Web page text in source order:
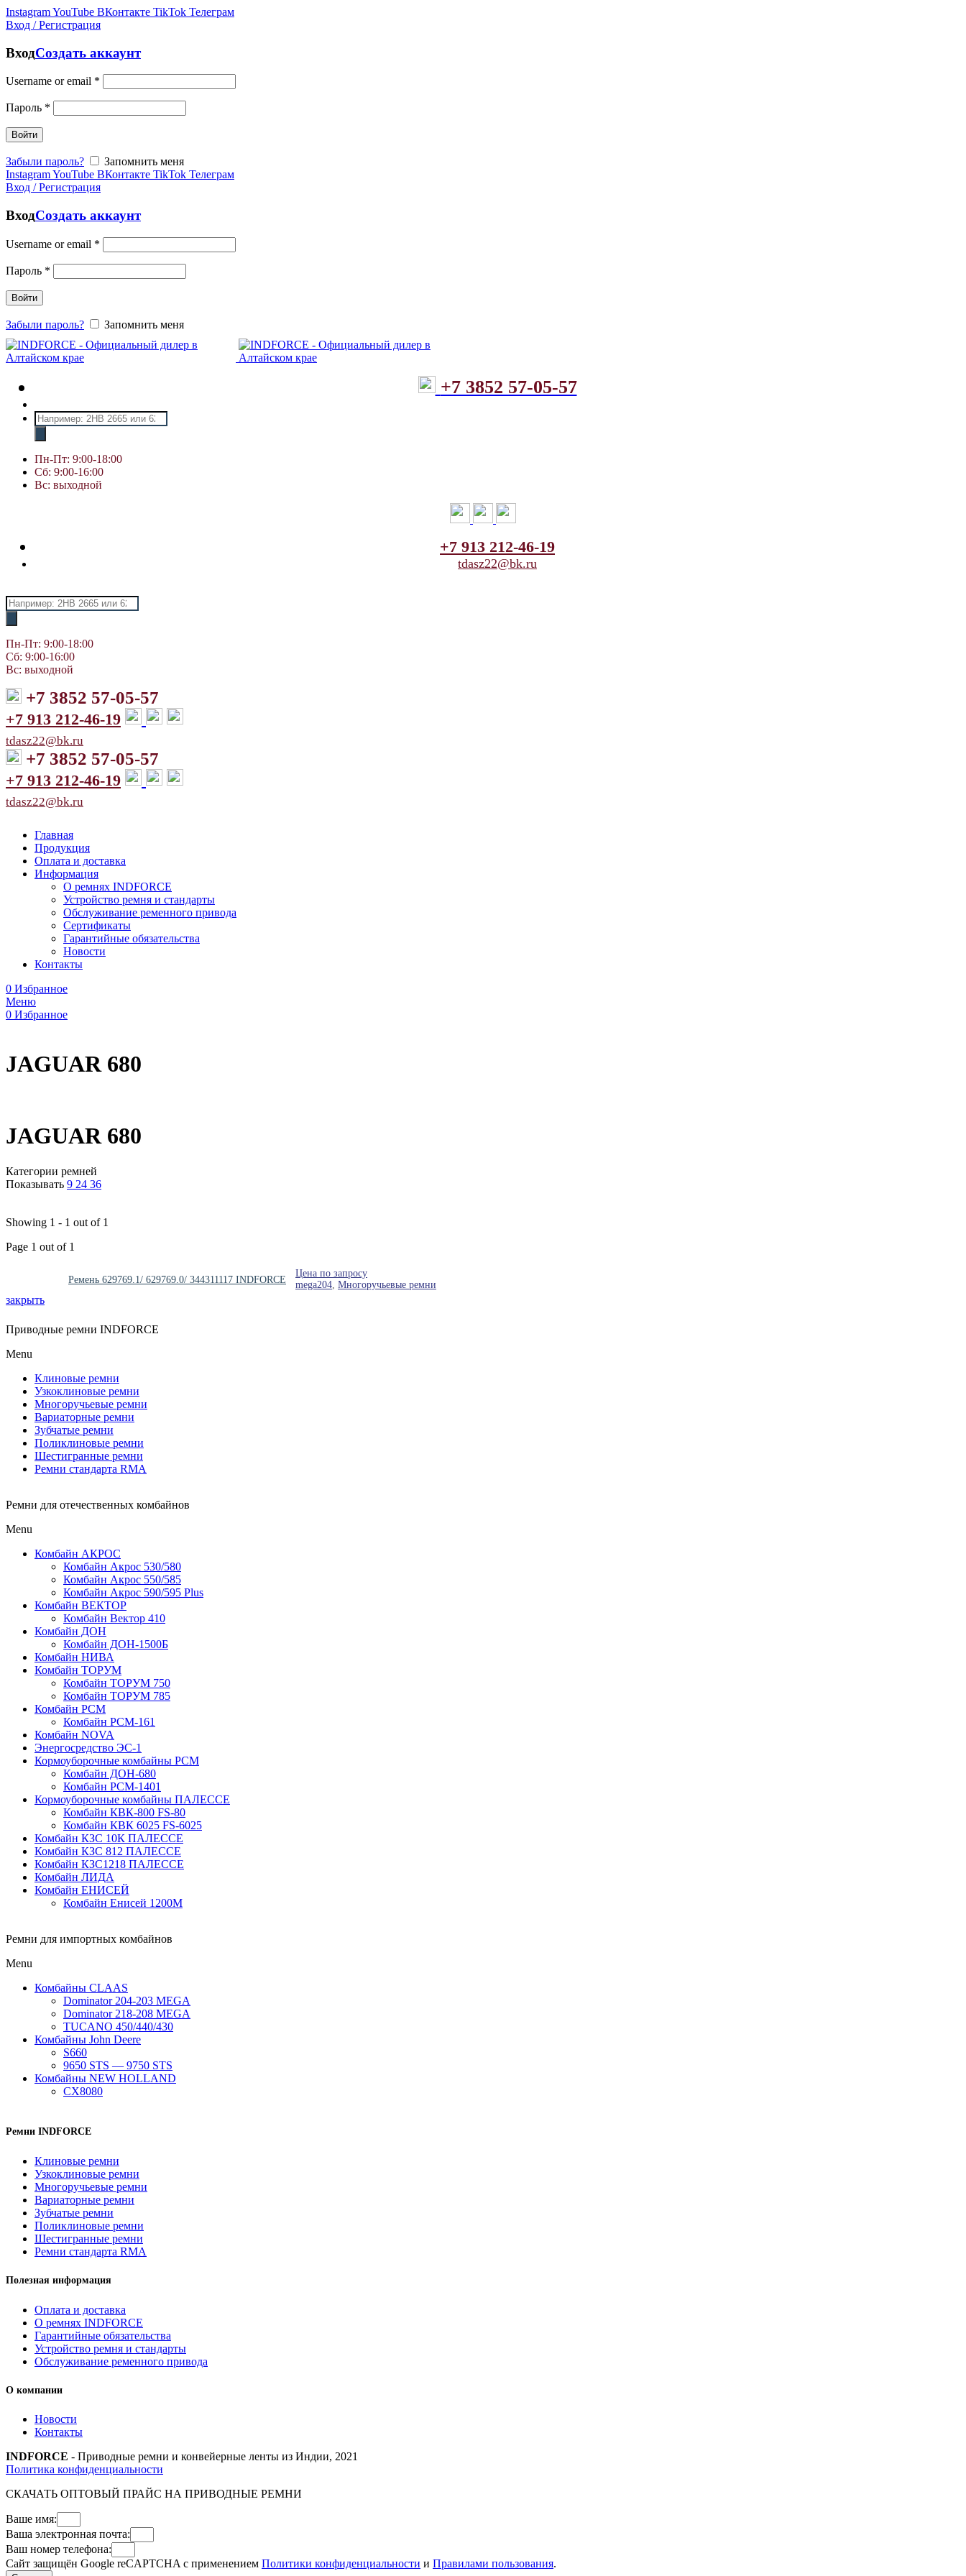
InstagramYouTube ВКонтакте TikTok Телеграм
Вход / Регистрация
ВходСоздать аккаунт
Username or email *
Пароль *
Войти
Забыли пароль?
Запомнить меня
InstagramYouTube ВКонтакте TikTok Телеграм
Вход / Регистрация
ВходСоздать аккаунт
Username or email *
Пароль *
Войти
Забыли пароль? Запомнить меня
+7 3852 57-05-57
Поиск
товаров
Пн-Пт: 9:00-18:00
Сб: 9:00-16:00
Вс: выходной
+7 913 212-46-19
tdasz22@bk.ru
Поиск
товаров
Пн-Пт: 9:00-18:00
Сб: 9:00-16:00
Вс: выходной
+7 3852 57-05-57
+7 913 212-46-19
tdasz22@bk.ru
+7 3852 57-05-57
+7 913 212-46-19
tdasz22@bk.ru
Главная
Продукция
Оплата и доставка
Информация
О ремнях INDFORCE
Устройство ремня и стандарты
Обслуживание ременного привода
Сертификаты
Гарантийные обязательства
Новости
Контакты
0 Избранное
Меню
0 Избранное
JAGUAR 680
JAGUAR 680
Категории ремней
Показывать 9 24 36
Showing 1 - 1 out of 1
Page 1 out of 1
Ремень 629769.1/ 629769.0/ 344311117 INDFORCE
Цена по запросу
mega204 Многоручьевые ремни
закрыть
Приводные ремни INDFORCE
Menu
Клиновые ремни
Узкоклиновые ремни
Многоручьевые ремни
Вариаторные ремни
Зубчатые ремни
Поликлиновые ремни
Шестигранные ремни
Ремни стандарта RMA
Ремни для отечественных комбайнов
Menu
Комбайн АКРОС
Комбайн Акрос 530/580
Комбайн Акрос 550/585
Комбайн Акрос 590/595 Plus
Комбайн ВЕКТОР
Комбайн Вектор 410
Комбайн ДОН
Комбайн ДОН-1500Б
Комбайн НИВА
Комбайн ТОРУМ
Комбайн ТОРУМ 750
Комбайн ТОРУМ 785
Комбайн РСМ
Комбайн РСМ-161
Комбайн NOVA
Энергосредство ЭС-1
Кормоуборочные комбайны РСМ
Комбайн ДОН-680
Комбайн РСМ-1401
Кормоуборочные комбайны ПАЛЕССЕ
Комбайн КВК-800 FS-80
Комбайн КВК 6025 FS-6025
Комбайн КЗС 10К ПАЛЕССЕ
Комбайн КЗС 812 ПАЛЕССЕ
Комбайн КЗС1218 ПАЛЕССЕ
Комбайн ЛИДА
Комбайн ЕНИСЕЙ
Комбайн Енисей 1200М
Ремни для импортных комбайнов
Menu
Комбайны CLAAS
Dominator 204-203 MEGA
Dominator 218-208 MEGA
TUCANO 450/440/430
Комбайны John Deere
S660
9650 STS — 9750 STS
Комбайны NEW HOLLAND
CX8080
Ремни INDFORCE
Клиновые ремни
Узкоклиновые ремни
Многоручьевые ремни
Вариаторные ремни
Зубчатые ремни
Поликлиновые ремни
Шестигранные ремни
Ремни стандарта RMA
Полезная информация
Оплата и доставка
О ремнях INDFORCE
Гарантийные обязательства
Устройство ремня и стандарты
Обслуживание ременного привода
О компании
Новости
Контакты
INDFORCE - Приводные ремни и конвейерные ленты из Индии, 2021
Политика конфиденциальности
СКАЧАТЬ ОПТОВЫЙ ПРАЙС НА ПРИВОДНЫЕ РЕМНИ
Ваше имя:
Ваша электронная почта:
Ваш номер телефона:
Сайт защищён Google reCAPTCHA с применением Политики конфиденциальности и Правилами пользования.